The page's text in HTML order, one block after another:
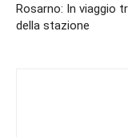
Rosarno: In viaggio
della stazione